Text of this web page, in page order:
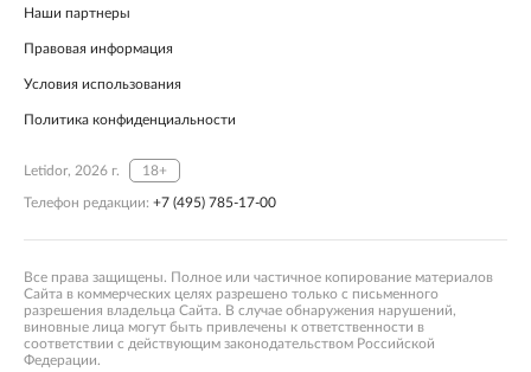
Наши партнеры
Правовая информация
Условия использования
Политика конфиденциальности
Letidor, 2026 г. 18+
Телефон редакции: +7 (495) 785-17-00
Все права защищены. Полное или частичное копирование материалов
Сайта в коммерческих целях разрешено только с письменного
разрешения владельца Сайта. В случае обнаружения нарушений,
виновные лица могут быть привлечены к ответственности в
соответствии с действующим законодательством Российской
Федерации.